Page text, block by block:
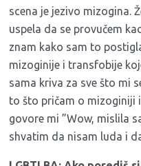
scena je jezivo mizogina.
uspela da se provučem
znam kako sam to
mizoginije i transfobije
sama kriva za sve što mi
to što pričam o mizoginiji
govore mi ”Wow, mislila
shvatim da nisam luda i